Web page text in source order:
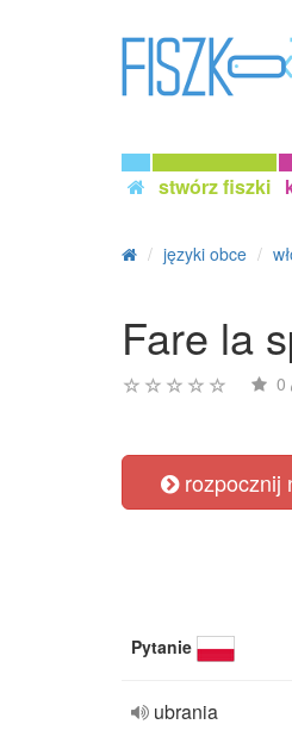
stwórz fiszki
języki obce
Fare la
0
rozpocznij
Pytanie
ubrania